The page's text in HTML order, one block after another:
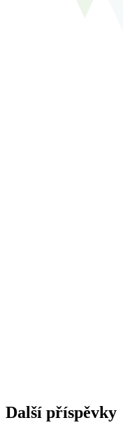
Další příspěvky